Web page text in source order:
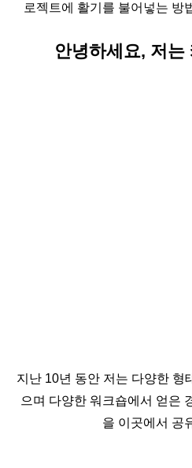
로젝트에 활기를 불어넣는 방
안녕하세요, 저는
지난 10년 동안 저는 다양한 형
으며 다양한 워크숍에서 얻은
을 이곳에서 공